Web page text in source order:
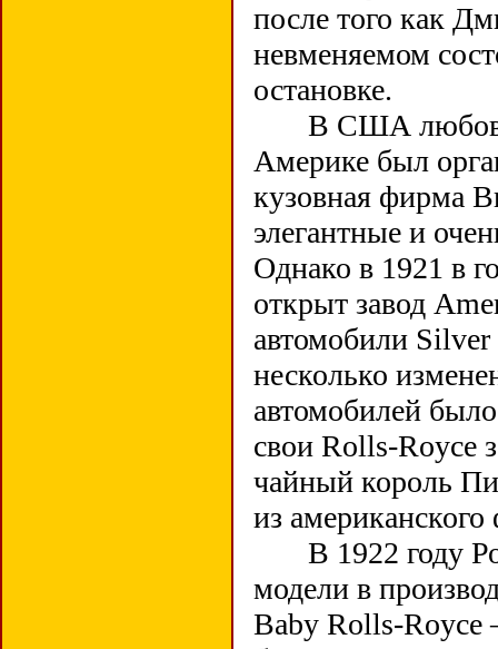
после того как
невменяемом
остановке.
В США любовь
Америке был
кузовная фирма
элегантные и
Однако в 1921 в
открыт завод
автомобили
несколько
автомобилей
свои Rolls-Royce
чайный король
из
В 1922 году
модели в
Baby Rolls-Royce